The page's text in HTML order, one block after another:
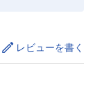
レビューを書く